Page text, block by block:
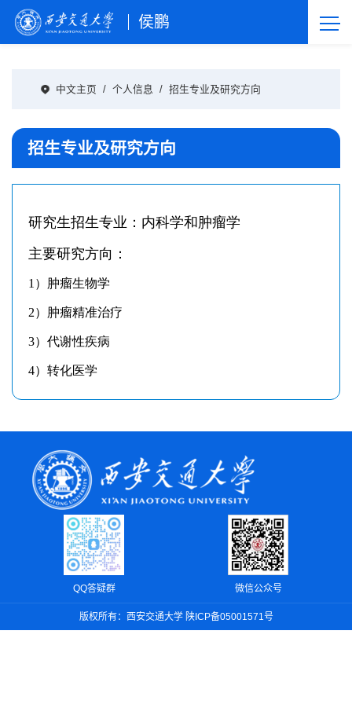
侯鹏
中文主页 / 个人信息 / 招生专业及研究方向
招生专业及研究方向
QQ答疑群 微信公众号
版权所有：西安交通大学 陕ICP备05001571号